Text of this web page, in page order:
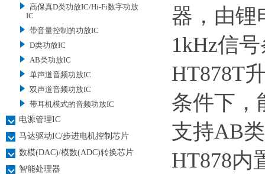
高保真D类功放IC/Hi-Fi数字功放
IC
带音量控制的功放IC
D类功放IC
AB类功放IC
单声道音频功放IC
双声道音频功放IC
带耳机模式的音频功放IC
电源管理IC
马达驱动IC/步进电机控制芯片
数模(DAC)/模数(ADC)转换芯片
智能处理器
器，由锂
1kHz信
HT878T
条件下，
支持AB
HT878内